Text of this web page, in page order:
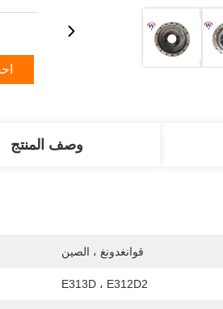
وصف المنتج
قوانغدونغ ، الصين
E313D ، E312D2